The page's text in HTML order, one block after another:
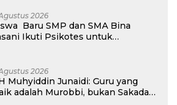
2026
Baru SMP dan SMA Bina
Ikuti Psikotes untuk
2026
Muhyiddin Junaidi: Guru yang
adalah Murobbi, bukan Sakadar